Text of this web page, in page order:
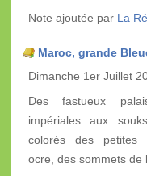
Note ajoutée par La
Maroc, grande
Dimanche 1er Juillet
Des fastueux
impériales aux
colorés des petites
ocre, des sommets de